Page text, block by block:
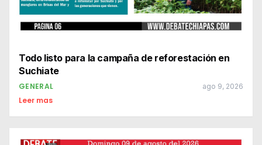
Todo listo para la campaña de reforestación en
Suchiate
GENERAL ago 9, 2026
Leer mas